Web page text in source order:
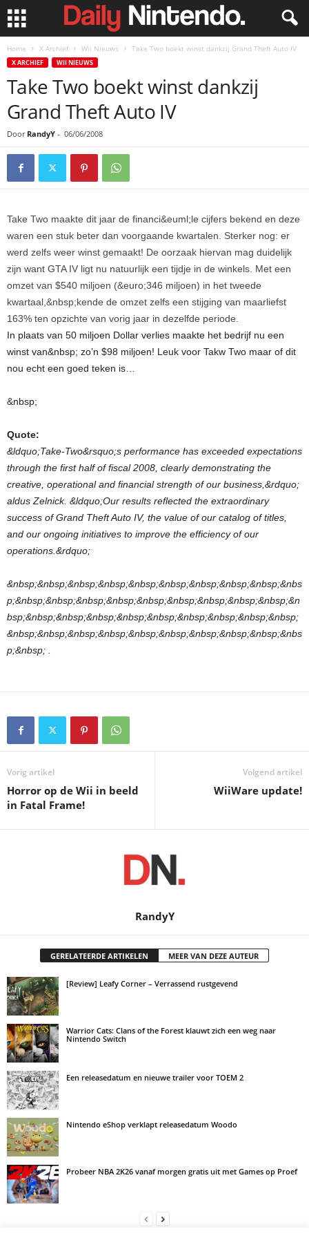
Home X Archief Wii Nieuws Take Two boekt winst dankzij Grand Theft Auto IV
X ARCHIEF WII NIEUWS
Take Two boekt winst dankzij
Grand Theft Auto IV
Door RandyY - 06/06/2008
Take Two maakte dit jaar de financi&euml;le cijfers bekend en deze
waren een stuk beter dan voorgaande kwartalen. Sterker nog: er
werd zelfs weer winst gemaakt! De oorzaak hiervan mag duidelijk
zijn want GTA IV ligt nu natuurlijk een tijdje in de winkels. Met een
omzet van $540 miljoen (&euro;346 miljoen) in het tweede
kwartaal,&nbsp;kende de omzet zelfs een stijging van maarliefst
163% ten opzichte van vorig jaar in dezelfde periode.
In plaats van 50 miljoen Dollar verlies maakte het bedrijf nu een
winst van&nbsp; zo’n $98 miljoen! Leuk voor Takw Two maar of dit
nou echt een goed teken is…
&nbsp;
Quote:
&ldquo;Take-Two&rsquo;s performance has exceeded expectations
through the first half of fiscal 2008, clearly demonstrating the
creative, operational and financial strength of our business,&rdquo;
aldus Zelnick. &ldquo;Our results reflected the extraordinary
success of Grand Theft Auto IV, the value of our catalog of titles,
and our ongoing initiatives to improve the efficiency of our
operations.&rdquo;
&nbsp;&nbsp;&nbsp;&nbsp;&nbsp;&nbsp;&nbsp;&nbsp;&nbsp;&nbs
p;&nbsp;&nbsp;&nbsp;&nbsp;&nbsp;&nbsp;&nbsp;&nbsp;&nbsp;&n
bsp;&nbsp;&nbsp;&nbsp;&nbsp;&nbsp;&nbsp;&nbsp;&nbsp;&nbsp;
&nbsp;&nbsp;&nbsp;&nbsp;&nbsp;&nbsp;&nbsp;&nbsp;&nbsp;&nbs
p;&nbsp; .
Vorig artikel
Horror op de Wii in beeld
in Fatal Frame!
Volgend artikel
WiiWare update!
RandyY
GERELATEERDE ARTIKELEN MEER VAN DEZE AUTEUR
[Review] Leafy Corner – Verrassend rustgevend
Warrior Cats: Clans of the Forest klauwt zich een weg naar
Nintendo Switch
Een releasedatum en nieuwe trailer voor TOEM 2
Nintendo eShop verklapt releasedatum Woodo
Probeer NBA 2K26 vanaf morgen gratis uit met Games op Proef